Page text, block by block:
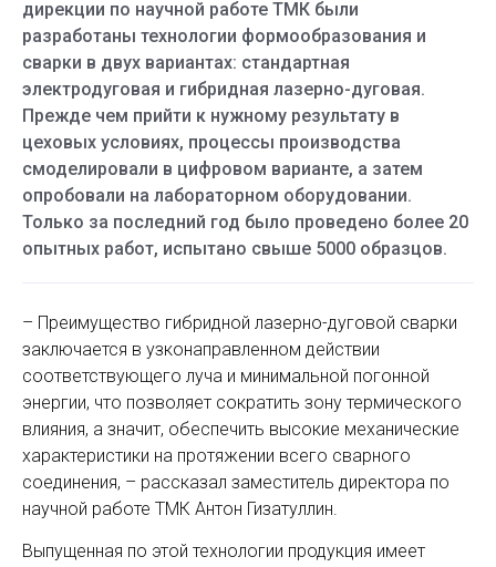
дирекции по научной работе ТМК были
разработаны технологии формообразования и
сварки в двух вариантах: стандартная
электродуговая и гибридная лазерно-дуговая.
Прежде чем прийти к нужному результату в
цеховых условиях, процессы производства
смоделировали в цифровом варианте, а затем
опробовали на лабораторном оборудовании.
Только за последний год было проведено более 20
опытных работ, испытано свыше 5000 образцов.
– Преимущество гибридной лазерно-дуговой сварки
заключается в узконаправленном действии
соответствующего луча и минимальной погонной
энергии, что позволяет сократить зону термического
влияния, а значит, обеспечить высокие механические
характеристики на протяжении всего сварного
соединения, – рассказал заместитель директора по
научной работе ТМК Антон Гизатуллин.
Выпущенная по этой технологии продукция имеет